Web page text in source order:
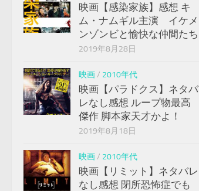
映画【感染家族】感想 キ
ム・ナムギル主演 イケメ
ンゾンビと愉快な仲間たち
2019年8月28日
映画/ 2010年代
映画【パラドクス】ネタバ
レなし感想 ループ物最高
傑作 脚本家天才かよ！
2019年8月18日
映画/ 2010年代
映画【リミット】ネタバレ
なし感想 閉所恐怖症でも